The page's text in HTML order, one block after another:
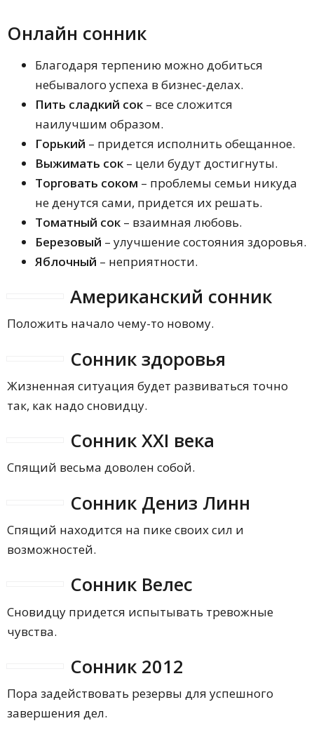
Онлайн сонник
Благодаря терпению можно добиться
небывалого успеха в бизнес-делах.
Пить сладкий сок – все сложится
наилучшим образом.
Горький – придется исполнить обещанное.
Выжимать сок – цели будут достигнуты.
Торговать соком – проблемы семьи никуда
не денутся сами, придется их решать.
Томатный сок – взаимная любовь.
Березовый – улучшение состояния здоровья.
Яблочный – неприятности.
Американский сонник
Положить начало чему-то новому.
Сонник здоровья
Жизненная ситуация будет развиваться точно
так, как надо сновидцу.
Сонник XXI века
Спящий весьма доволен собой.
Сонник Дениз Линн
Спящий находится на пике своих сил и
возможностей.
Сонник Велес
Сновидцу придется испытывать тревожные
чувства.
Сонник 2012
Пора задействовать резервы для успешного
завершения дел.